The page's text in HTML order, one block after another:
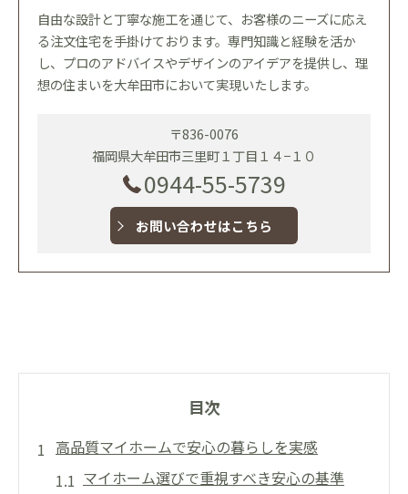
自由な設計と丁寧な施工を通じて、お客様のニーズに応え
る注文住宅を手掛けております。専門知識と経験を活か
し、プロのアドバイスやデザインのアイデアを提供し、理
想の住まいを大牟田市において実現いたします。
〒836-0076
福岡県大牟田市三里町１丁目１４−１０
0944-55-5739
お問い合わせはこちら
目次
高品質マイホームで安心の暮らしを実感
マイホーム選びで重視すべき安心の基準